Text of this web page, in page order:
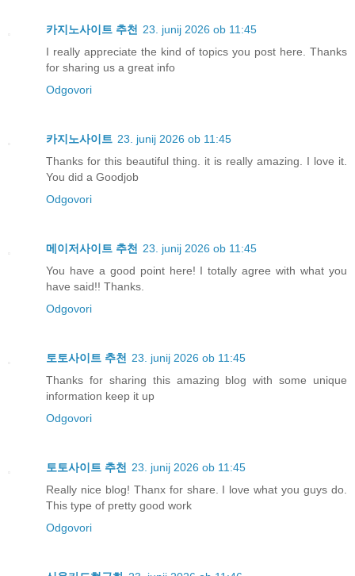
카지노사이트 추천
23. junij 2026 ob 11:45
I really appreciate the kind of topics you post here. Thanks
for sharing us a great info
Odgovori
카지노사이트 23. junij 2026 ob 11:45
Thanks for this beautiful thing. it is really amazing. I love it.
You did a Goodjob
Odgovori
메이저사이트 추천
23. junij 2026 ob 11:45
You have a good point here! I totally agree with what you
have said!! Thanks.
Odgovori
토토사이트 추천
23. junij 2026 ob 11:45
Thanks for sharing this amazing blog with some unique
information keep it up
Odgovori
토토사이트 추천
23. junij 2026 ob 11:45
Really nice blog! Thanx for share. I love what you guys do.
This type of pretty good work
Odgovori